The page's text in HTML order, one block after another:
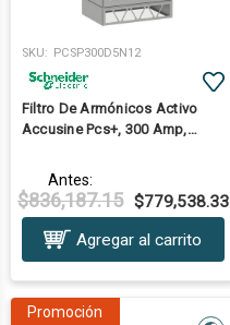
SKU: PCSP300D5N12
Filtro De Armónicos Activo
Accusine Pcs+, 300 Amp,
Antes:
$836,187.15 $779,538.33
Agregar al carrito
Promoción